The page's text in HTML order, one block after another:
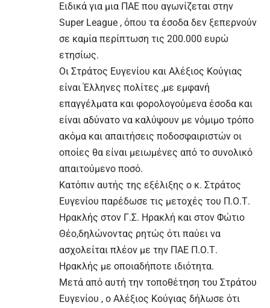
Ειδικά για μια ΠΑΕ που αγωνίζεται στην
Super League , όπου τα έσοδα δεν ξεπερνούν
σε καμία περίπτωση τις 200.000 ευρώ
ετησίως.
Οι Στράτος Ευγενίου και Αλέξιος Κούγιας
είναι Έλληνες πολίτες ,με εμφανή
επαγγέλματα και φορολογούμενα έσοδα και
είναι αδύνατο να καλύψουν με νόμιμο τρόπο
ακόμα και απαιτήσεις ποδοσφαιριστών οι
οποίες θα είναι μειωμένες από το συνολικό
απαιτούμενο ποσό.
Κατόπιν αυτής της εξέλιξης ο κ. Στράτος
Ευγενίου παρέδωσε τις μετοχές του Π.Ο.Τ.
Ηρακλής στον Γ.Σ. Ηρακλή και στον Φώτιο
Θέο,δηλώνοντας ρητώς ότι παύει να
ασχολείται πλέον με την ΠΑΕ Π.Ο.Τ.
Ηρακλής με οποιαδήποτε ιδιότητα.
Μετά από αυτή την τοποθέτηση του Στράτου
Ευγενίου , ο Αλέξιος Κούγιας δήλωσε ότι